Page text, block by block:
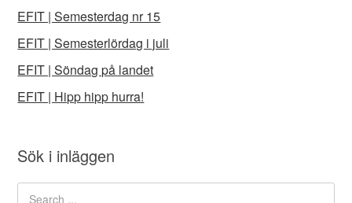
EFIT | Semesterdag nr 15
EFIT | Semesterlördag i juli
EFIT | Söndag på landet
EFIT | Hipp hipp hurra!
Sök i inläggen